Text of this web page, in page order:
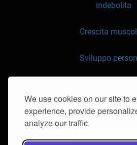
We use cookies on our site to
experience, provide
analyze our traffic.
indebolita
Crescita
Sviluppo
Contattaci